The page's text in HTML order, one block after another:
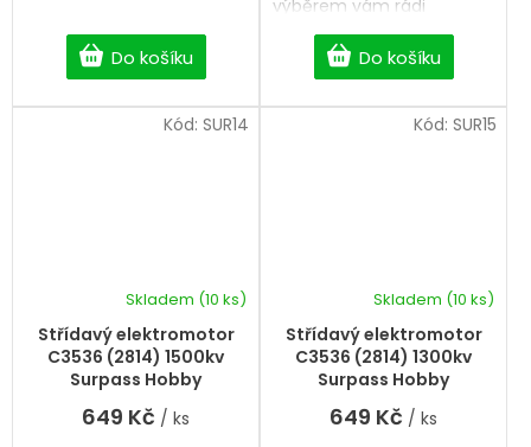
Do košíku Do košíku
výběrem vám rádi
Střídavý elektromotor
C3536 (2814) 1500kv
Surpass Hobby
Skladem (10 ks)
649 Kč / ks
Kód: SUR14
Střídavý elektromotor
C3536 (2814) 1300kv
Surpass Hobby
Skladem (10 ks)
649 Kč / ks
Kód: SUR15